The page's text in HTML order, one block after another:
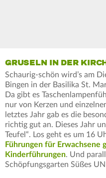
GRUSELN IN DER
Schaurig-schön wird’s am
Bingen in der Basilika St.
Da gibt es
nur von Kerzen und
letztes Jahr gab es die
richtig gut an. Dieses Jahr
Teufel“. Los geht es um 16
Führungen für Erwachsene
Kinderführungen. Und
Schöpfungsgarten Süßes